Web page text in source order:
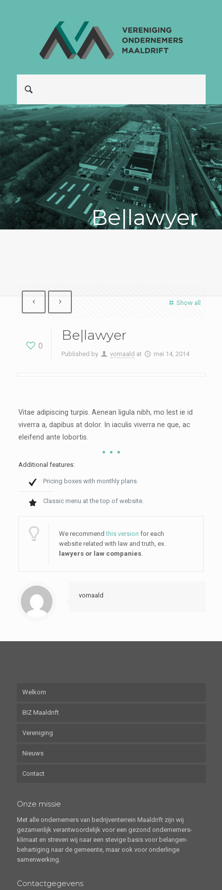
Be|lawyer
Show all
0
Be|lawyer
Published by vomaald at mei 14, 2014
Vitae adipiscing turpis. Aenean ligula nibh, mo lest ie id
viverra a, dapibus at dolor. In iaculis viverra ne que, ac
eleifend ante lobortis.
Additional features:
Pricing boxes with monthly plans.
Classic menu at the top of website.
We recommendthis version for each
website related with law and truth, ex.
lawyers or law companies.
vomaald
Welkom
BIZ Maaldrift
Vereniging
Nieuws
Contact
Onze missie
Met alle ondernemers van bedrijventerrein Maaldrift zijn wij
gezamenlijk verantwoordelijk voor een gezond ondernemers-
klimaat en streven wij naar een stevige basis voor belangen-
behartiging naar de gemeente, maar ook voor onderlinge
samenwerking.
Contactgegevens